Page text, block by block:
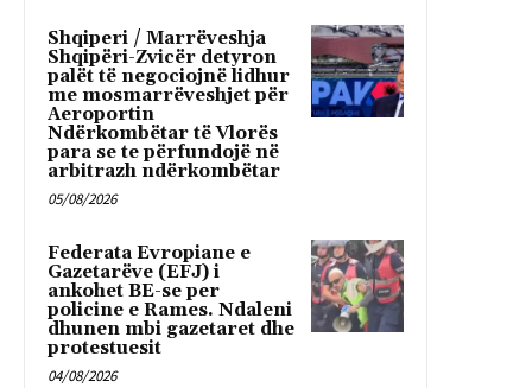
Shqiperi / Marrëveshja
Shqipëri-Zvicër detyron
palët të negociojnë lidhur
me mosmarrëveshjet për
Aeroportin
Ndërkombëtar të Vlorës
para se te përfundojë në
arbitrazh ndërkombëtar
05/08/2026
Federata Evropiane e
Gazetarëve (EFJ) i
ankohet BE-se per
policine e Rames. Ndaleni
dhunen mbi gazetaret dhe
protestuesit
04/08/2026